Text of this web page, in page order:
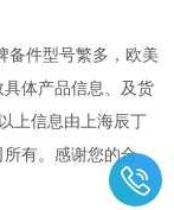
备件型号繁多，欧美
体产品信息、及货
上信息由上海辰丁
有。感谢您的合